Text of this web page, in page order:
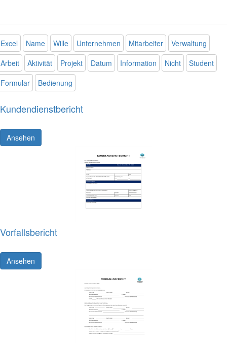
Excel Name Wille Unternehmen Mitarbeiter
Verwaltung
Arbeit
Aktivität Projekt Datum Information Nicht
Student
Formular
Bedienung
Kundendienstbericht
Ansehen
Vorfallsbericht
Ansehen